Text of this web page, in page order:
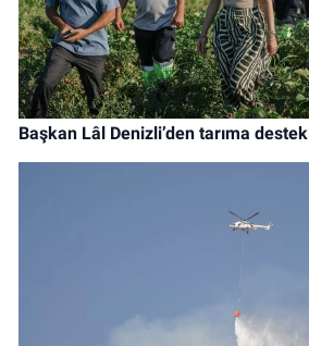
Başkan Lâl Denizli’den tarıma destek